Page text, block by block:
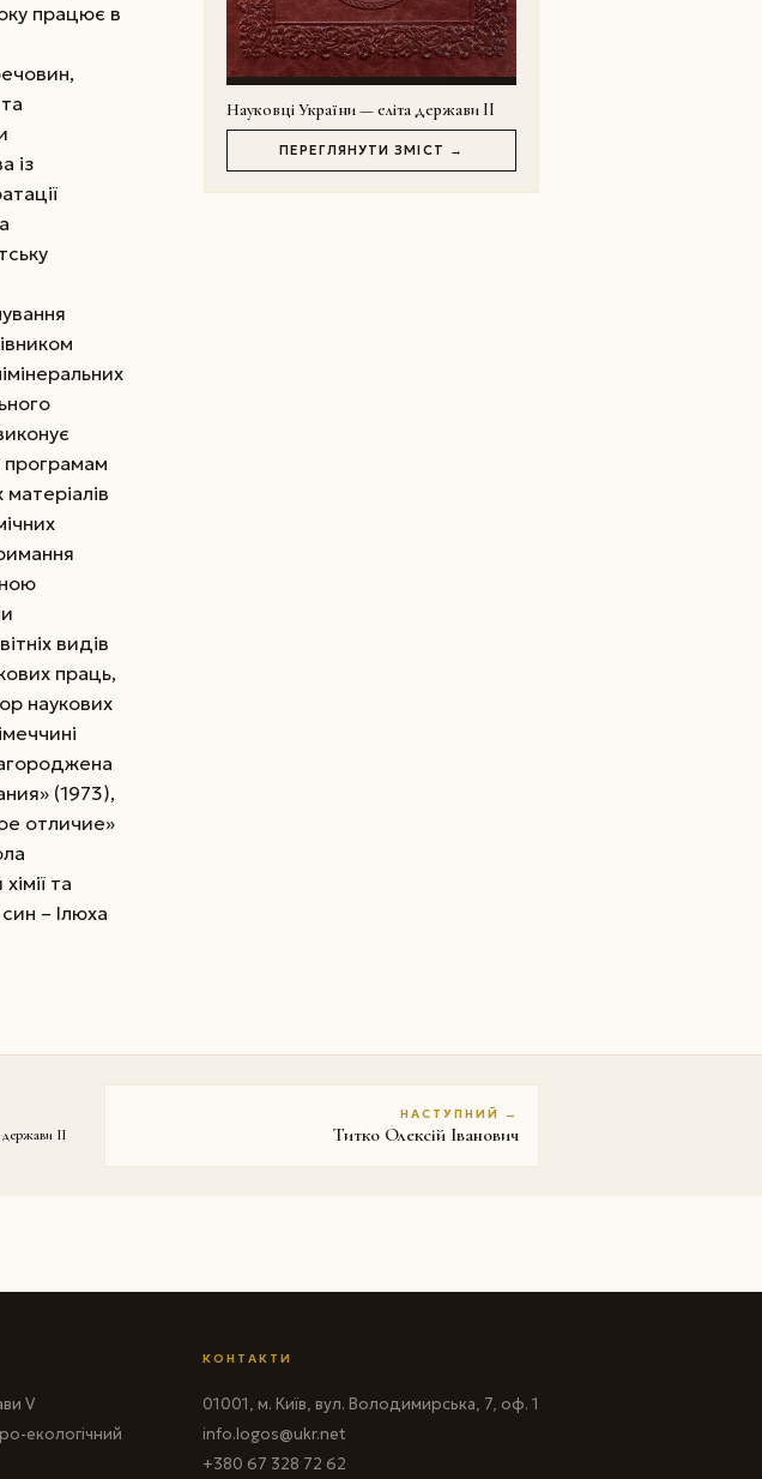
працює в
із
програмам
видів
праць,
наукових
(1973),
отличие»
та
– Ілюха
Науковці України — еліта держави II
ПЕРЕГЛЯНУТИ ЗМІСТ →
держави II
НАСТУПНИЙ →
Титко Олексій Іванович
V
екологічний
КОНТАКТИ
01001, м. Київ, вул. Володимирська, 7, оф. 1
info.logos@ukr.net
+380 67 328 72 62